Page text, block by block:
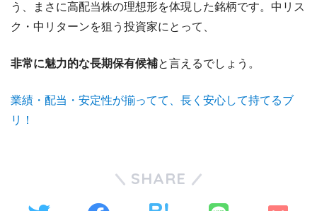
う、まさに高配当株の理想形を体現した銘柄です。中リス
ク・中リターンを狙う投資家にとって、
非常に魅力的な長期保有候補と言えるでしょう。
業績・配当・安定性が揃ってて、長く安心して持てるブ
リ！
SHARE